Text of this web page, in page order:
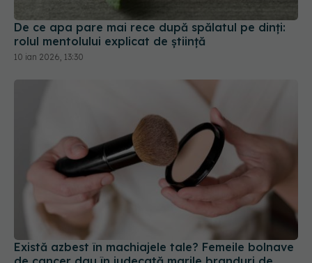
De ce apa pare mai rece după spălatul pe dinți:
rolul mentolului explicat de știință
10 ian 2026, 13:30
Există azbest în machiajele tale? Femeile bolnave
de cancer dau în judecată marile branduri de
cosmetice